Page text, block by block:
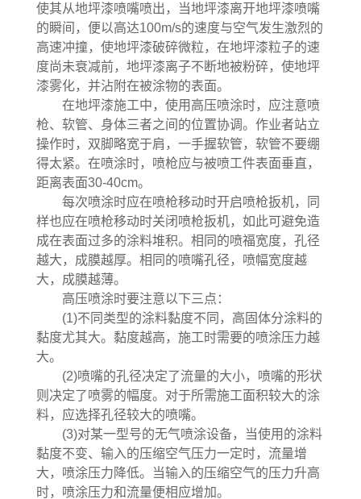
使其从地坪漆喷嘴喷出，当地坪漆离开地坪漆喷嘴
的瞬间，便以高达100m/s的速度与空气发生激烈的
高速冲撞，使地坪漆破碎微粒，在地坪漆粒子的速
度尚未衰减前，地坪漆离子不断地被粉碎，使地坪
漆雾化，并沾附在被涂物的表面。
在地坪漆施工中，使用高压喷涂时，应注意喷
枪、软管、身体三者之间的位置协调。作业者站立
操作时，双脚略宽于肩，一手握软管，软管不要绷
得太紧。在喷涂时，喷枪应与被喷工件表面垂直，
距离表面30-40cm。
每次喷涂时应在喷枪移动时开启喷枪扳机，同
样也应在喷枪移动时关闭喷枪扳机，如此可避免造
成在表面过多的涂料堆积。相同的喷福宽度，孔径
越大，成膜越厚。相同的喷嘴孔径，喷幅宽度越
大，成膜越薄。
高压喷涂时要注意以下三点：
(1)不同类型的涂料黏度不同，高固体分涂料的
黏度尤其大。黏度越高，施工时需要的喷涂压力越
大。
(2)喷嘴的孔径决定了流量的大小，喷嘴的形状
则决定了喷雾的幅度。对于所需施工面积较大的涂
料，应选择孔径较大的喷嘴。
(3)对某一型号的无气喷涂设备，当使用的涂料
黏度不变、输入的压缩空气压力一定时，流量增
大，喷涂压力降低。当输入的压缩空气的压力升高
时，喷涂压力和流量便相应增加。